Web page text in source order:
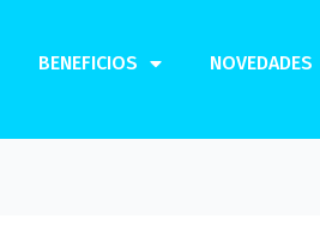
BENEFICIOS NOVEDADES